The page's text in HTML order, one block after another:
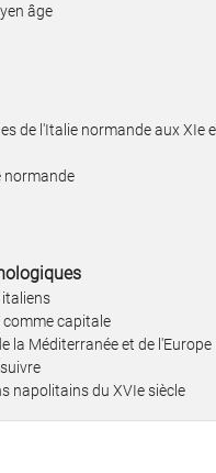
âge
de l'Italie normande aux XIe
normande
italiens
comme capitale
la Méditerranée et de l'Europe
napolitains du XVIe siècle